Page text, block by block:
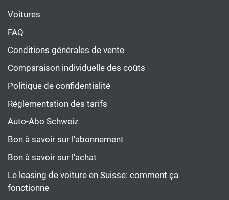
Voitures
FAQ
Conditions générales de vente
Comparaison individuelle des coûts
Politique de confidentialité
Réglementation des tarifs
Auto-Abo Schweiz
Bon à savoir sur l'abonnement
Bon à savoir sur l'achat
Le leasing de voiture en Suisse: comment ça
fonctionne